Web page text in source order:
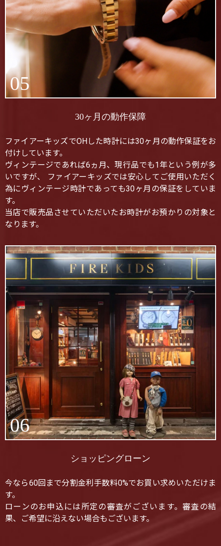
05
30ヶ月の動作保障
ファイアーキッズでOHした時計には30ヶ月の動作保証をお
付けしています。
ヴィンテージであれば6ヵ月、現行品でも1年という例が多
いですが、 ファイアーキッズでは安心してご使用いただく
為にヴィンテージ時計であっても30ヶ月の保証をしていま
す。
当店で販売品させていただいたお時計がお預かりの対象と
なります。
06
ショッピングローン
今なら60回まで分割金利手数料0%でお買い求めいただけま
す。
ローンのお申込には所定の審査がございます。審査の結
果、ご希望に沿えない場合もございます。